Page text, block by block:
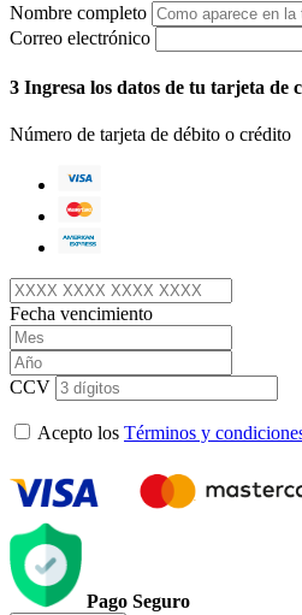
Nombre completo
Correo electrónico
3 Ingresa los datos de tu tarjeta de
Número de tarjeta de débito o crédito
Fecha vencimiento
CCV
Acepto los Términos y
Pago Seguro